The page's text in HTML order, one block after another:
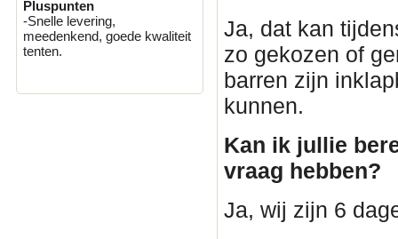
Pluspunten
-Snelle levering,
meedenkend, goede kwaliteit
tenten.
Ja, dat kan
zo gekozen of
barren zijn
kunnen.
Kan ik jullie
vraag hebben?
Ja, wij zijn 6